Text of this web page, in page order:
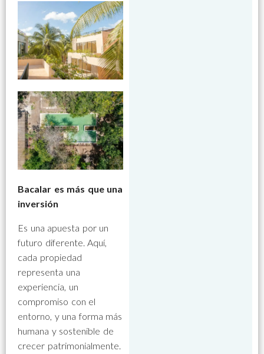
Bacalar es más que una
inversión
Es una apuesta por un
futuro diferente. Aquí,
cada propiedad
representa una
experiencia, un
compromiso con el
entorno, y una forma más
humana y sostenible de
crecer patrimonialmente.